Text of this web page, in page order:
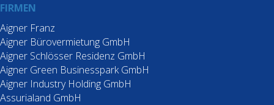
FIRMEN
Aigner Franz
Aigner Bürovermietung GmbH
Aigner Schlösser Residenz GmbH
Aigner Green Businesspark GmbH
Aigner Industry Holding GmbH
Assurialand GmbH